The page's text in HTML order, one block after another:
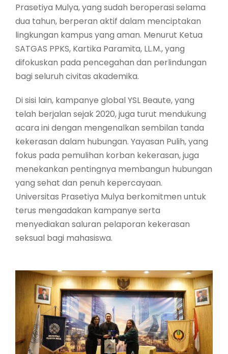
Prasetiya Mulya, yang sudah beroperasi selama
dua tahun, berperan aktif dalam menciptakan
lingkungan kampus yang aman. Menurut Ketua
SATGAS PPKS, Kartika Paramita, LL.M., yang
difokuskan pada pencegahan dan perlindungan
bagi seluruh civitas akademika.
Di sisi lain, kampanye global YSL Beaute, yang
telah berjalan sejak 2020, juga turut mendukung
acara ini dengan mengenalkan sembilan tanda
kekerasan dalam hubungan. Yayasan Pulih, yang
fokus pada pemulihan korban kekerasan, juga
menekankan pentingnya membangun hubungan
yang sehat dan penuh kepercayaan.
Universitas Prasetiya Mulya berkomitmen untuk
terus mengadakan kampanye serta
menyediakan saluran pelaporan kekerasan
seksual bagi mahasiswa.